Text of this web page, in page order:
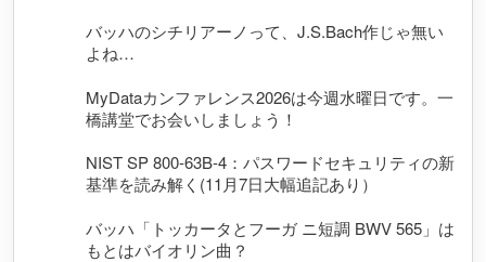
バッハのシチリアーノって、J.S.Bach作じゃ無い
よね…
MyDataカンファレンス2026は今週水曜日です。一
橋講堂でお会いしましょう！
NIST SP 800-63B-4：パスワードセキュリティの新
基準を読み解く(11月7日大幅追記あり）
バッハ「トッカータとフーガ ニ短調 BWV 565」は
もとはバイオリン曲？